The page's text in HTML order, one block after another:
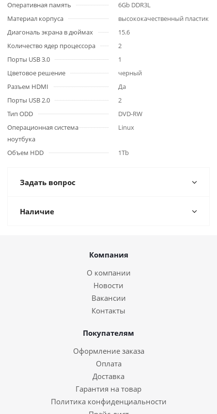
Оперативная память
6Gb DDR3L
Материал корпуса
высококачественный пластик
Диагональ экрана в дюймах
15.6
Количество ядер процессора
2
Порты USB 3.0
1
Цветовое решение
черный
Разъем HDMI
Да
Порты USB 2.0
2
Тип ODD
DVD-RW
Операционная система
ноутбука
Linux
Объем HDD 1Tb
Задать вопрос
Наличие
Компания
О компании
Новости
Вакансии
Контакты
Покупателям
Оформление заказа
Оплата
Доставка
Гарантия на товар
Политика конфиденциальности